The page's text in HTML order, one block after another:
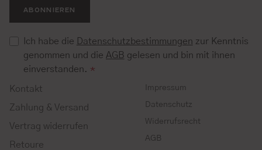
ABONNIEREN
Ich habe die Datenschutzbestimmungen zur Kenntnis
genommen und die AGB gelesen und bin mit ihnen
einverstanden. *
Kontakt
Zahlung & Versand
Vertrag widerrufen
Retoure
Impressum
Datenschutz
Widerrufsrecht
AGB